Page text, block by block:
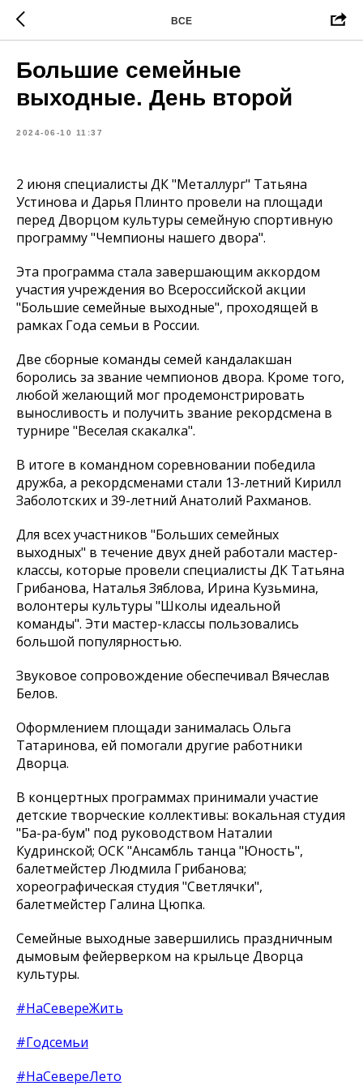
ВСЕ
Большие семейные
выходные. День второй
2024-06-10 11:37
2 июня специалисты ДК "Металлург" Татьяна
Устинова и Дарья Плинто провели на площади
перед Дворцом культуры семейную спортивную
программу "Чемпионы нашего двора".
Эта программа стала завершающим аккордом
участия учреждения во Всероссийской акции
"Большие семейные выходные", проходящей в
рамках Года семьи в России.
Две сборные команды семей кандалакшан
боролись за звание чемпионов двора. Кроме того,
любой желающий мог продемонстрировать
выносливость и получить звание рекордсмена в
турнире "Веселая скакалка".
В итоге в командном соревновании победила
дружба, а рекордсменами стали 13-летний Кирилл
Заболотских и 39-летний Анатолий Рахманов.
Для всех участников "Больших семейных
выходных" в течение двух дней работали мастер-
классы, которые провели специалисты ДК Татьяна
Грибанова, Наталья Зяблова, Ирина Кузьмина,
волонтеры культуры "Школы идеальной
команды". Эти мастер-классы пользовались
большой популярностью.
Звуковое сопровождение обеспечивал Вячеслав
Белов.
Оформлением площади занималась Ольга
Татаринова, ей помогали другие работники
Дворца.
В концертных программах принимали участие
детские творческие коллективы: вокальная студия
"Ба-ра-бум" под руководством Наталии
Кудринской; ОСК "Ансамбль танца "Юность",
балетмейстер Людмила Грибанова;
хореографическая студия "Светлячки",
балетмейстер Галина Цюпка.
Семейные выходные завершились праздничным
дымовым фейерверком на крыльце Дворца
культуры.
#НаСевереЖить
#Годсемьи
#НаСевереЛето